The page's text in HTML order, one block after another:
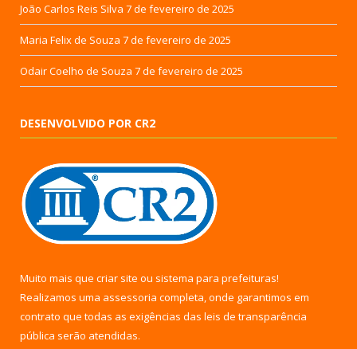
João Carlos Reis Silva 7 de fevereiro de 2025
Maria Felix de Souza 7 de fevereiro de 2025
Odair Coelho de Souza 7 de fevereiro de 2025
DESENVOLVIDO POR CR2
Muito mais que criar site ou sistema para prefeituras!
Realizamos uma assessoria completa, onde garantimos em
contrato que todas as exigências das leis de transparência
pública serão atendidas.